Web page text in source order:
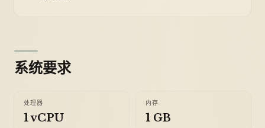
系统要求
处理器
1 vCPU
内存
1 GB